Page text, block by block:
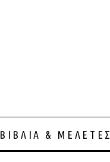
ΒΙΒΛΊΑ & ΜΕΛΈΤΕΣ